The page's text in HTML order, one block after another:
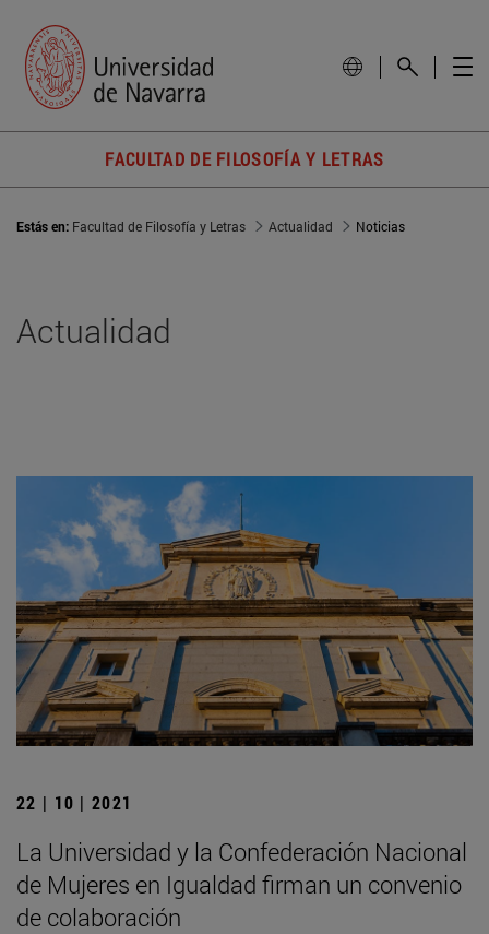
FACULTAD DE FILOSOFÍA Y LETRAS
Estás en: Facultad de Filosofía y Letras Actualidad Noticias
Actualidad
22 | 10 | 2021
La Universidad y la Confederación Nacional
de Mujeres en Igualdad firman un convenio
de colaboración